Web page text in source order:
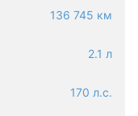
136 745 км
2.1 л
170 л.с.